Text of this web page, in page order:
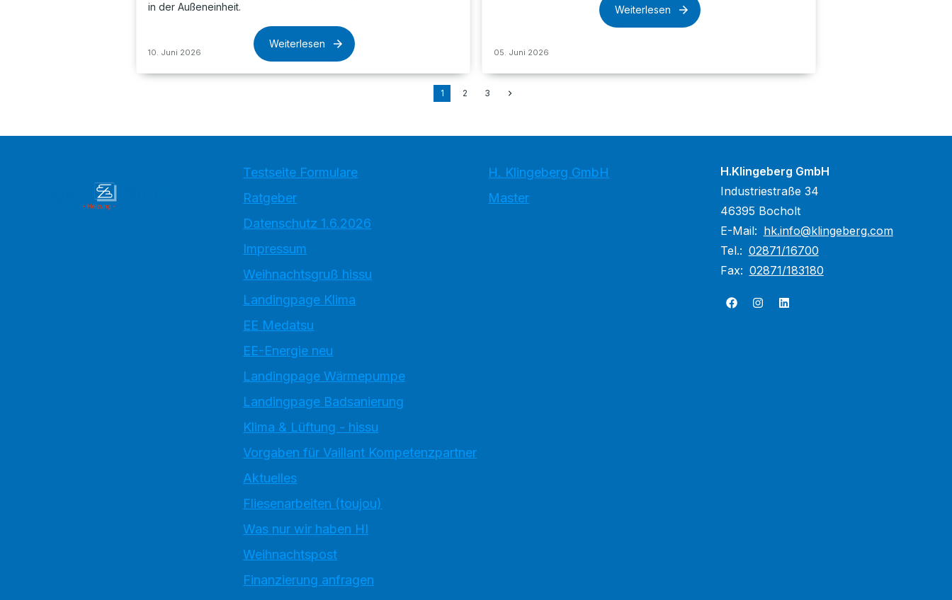
in der Außeneinheit.
10. Juni 2026
Weiterlesen
05. Juni 2026
Weiterlesen
1 2 3
Testseite Formulare
Ratgeber
Datenschutz 1.6.2026
Impressum
Weihnachtsgruß hissu
Landingpage Klima
EE Medatsu
EE-Energie neu
Landingpage Wärmepumpe
Landingpage Badsanierung
Klima & Lüftung - hissu
Vorgaben für Vaillant Kompetenzpartner
Aktuelles
Fliesenarbeiten (toujou)
Was nur wir haben HI
Weihnachtspost
Finanzierung anfragen
H. Klingeberg GmbH
Master
H.Klingeberg GmbH
Industriestraße 34
46395 Bocholt
E-Mail: hk.info@klingeberg.com
Tel.: 02871/16700
Fax: 02871/183180